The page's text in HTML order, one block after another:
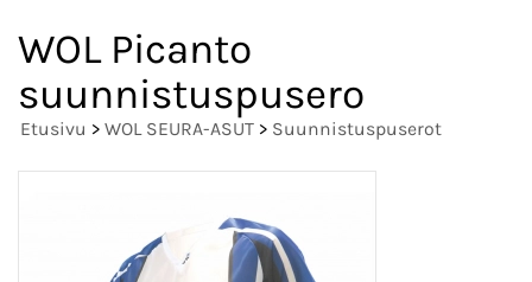
WOL Picanto
suunnistuspusero
Etusivu > WOL SEURA-ASUT > Suunnistuspuserot